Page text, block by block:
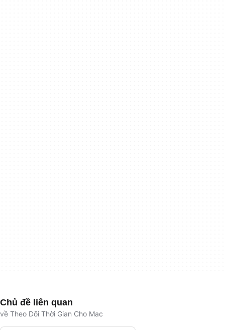
Chủ đề liên quan
về Theo Dõi Thời Gian Cho Mac